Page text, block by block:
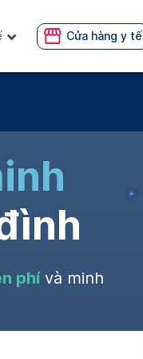
Cửa hàng y tế
phívà minh